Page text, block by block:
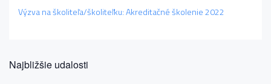
Výzva na školiteľa/školiteľku: Akreditačné školenie 2022
Najbližšie udalosti